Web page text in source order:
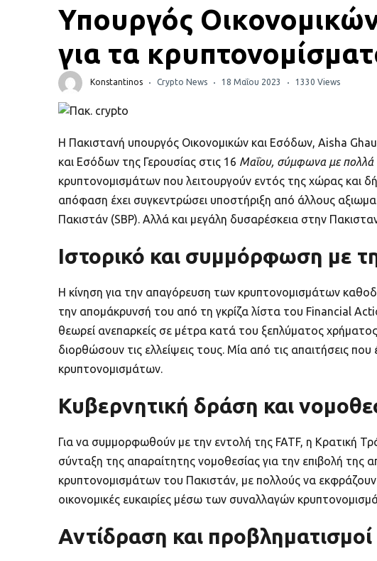
Υπουργός
για τα
Konstantinos Crypto News 18 Μαΐου 2023 1330 Views
Η Πακιστανή υπουργός Οικονομικών και Εσόδων, Aisha
και Εσόδων της Γερουσίας στις 16 Μαΐου, σύμφωνα με πολλά
κρυπτονομισμάτων που λειτουργούν εντός της χώρας και
απόφαση έχει συγκεντρώσει υποστήριξη από άλλους
Πακιστάν (SBP). Αλλά και μεγάλη δυσαρέσκεια στην
Ιστορικό και συμμόρφωση με
Η κίνηση για την απαγόρευση των κρυπτονομισμάτων
την απομάκρυνσή του από τη γκρίζα λίστα του Financial
θεωρεί ανεπαρκείς σε μέτρα κατά του ξεπλύματος
διορθώσουν τις ελλείψεις τους. Μία από τις απαιτήσεις
κρυπτονομισμάτων.
Κυβερνητική δράση και
Για να συμμορφωθούν με την εντολή της FATF, η Κρατική
σύνταξη της απαραίτητης νομοθεσίας για την επιβολή
κρυπτονομισμάτων του Πακιστάν, με πολλούς να
οικονομικές ευκαιρίες μέσω των συναλλαγών
Αντίδραση και προβληματισμοί
Πορτοφόλια Κρυπτονομισμάτων
πορτοφόλι;
Τι είναι τα NFTs